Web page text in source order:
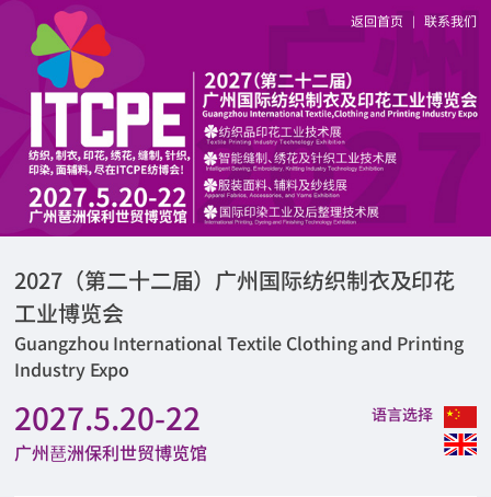
返回首页 | 联系我们
2027（第二十二届）广州国际纺织制衣及印花
工业博览会
Guangzhou International Textile Clothing and Printing
Industry Expo
2027.5.20-22
广州琶洲保利世贸博览馆
语言选择